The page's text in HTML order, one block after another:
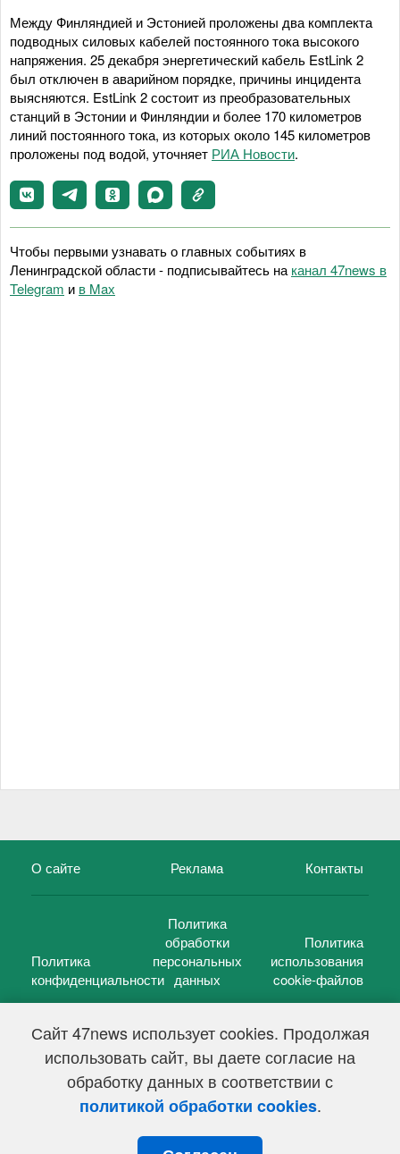
Сайт 47news использует cookies. Продолжая
использовать сайт, вы даете согласие на
обработку данных в соответствии с
политикой обработки cookies.
Между Финляндией и Эстонией проложены два комплекта
подводных силовых кабелей постоянного тока высокого
напряжения. 25 декабря энергетический кабель EstLink 2
был отключен в аварийном порядке, причины инцидента
выясняются. EstLink 2 состоит из преобразовательных
станций в Эстонии и Финляндии и более 170 километров
линий постоянного тока, из которых около 145 километров
проложены под водой, уточняет РИА Новости.
Чтобы первыми узнавать о главных событиях в
Ленинградской области - подписывайтесь на канал 47news в
Telegram и в Maх
О сайте Реклама Контакты
Политика
конфиденциальности
Политика
обработки
персональных
данных
Политика
использования
cookie-файлов
47 новостей (47 news)2005 — 2026 г.
Свидетельство о регистрации СМИ Эл № ФС 77-39848, выдано
Федеральной службой по надзору в сфере связи,
информационных технологий и массовых коммуникаций